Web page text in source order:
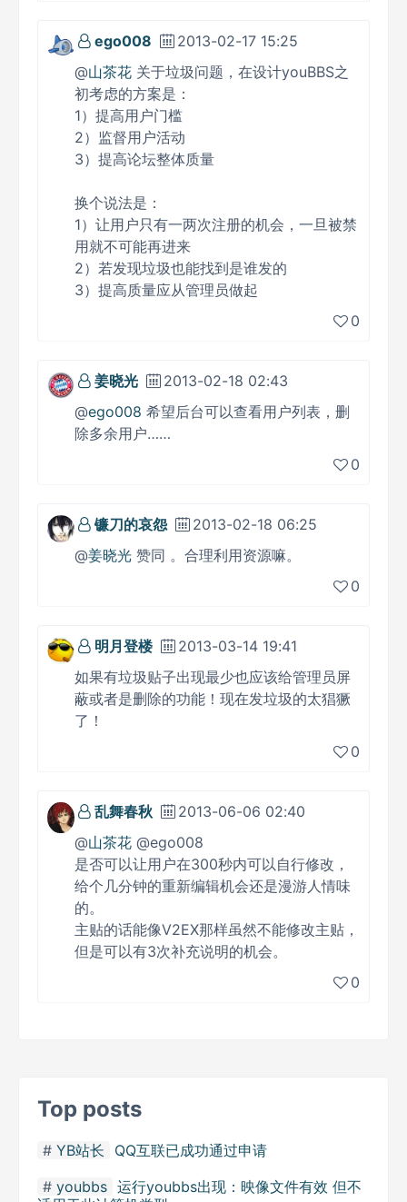
ego008
2013-02-17 15:25
@山茶花 关于垃圾问题，在设计youBBS之
初考虑的方案是：
1）提高用户门槛
2）监督用户活动
3）提高论坛整体质量
换个说法是：
1）让用户只有一两次注册的机会，一旦被禁
用就不可能再进来
2）若发现垃圾也能找到是谁发的
3）提高质量应从管理员做起
0
姜晓光
2013-02-18 02:43
@ego008 希望后台可以查看用户列表，删
除多余用户……
0
镰刀的哀怨
2013-02-18 06:25
@姜晓光 赞同 。合理利用资源嘛。
0
明月登楼
2013-03-14 19:41
如果有垃圾贴子出现最少也应该给管理员屏
蔽或者是删除的功能！现在发垃圾的太猖獗
了！
0
乱舞春秋
2013-06-06 02:40
@山茶花 @ego008
是否可以让用户在300秒内可以自行修改，
给个几分钟的重新编辑机会还是漫游人情味
的。
主贴的话能像V2EX那样虽然不能修改主贴，
但是可以有3次补充说明的机会。
0
Top posts
YB站长
QQ互联已成功通过申请
youbbs 运行youbbs出现：映像文件有效 但不